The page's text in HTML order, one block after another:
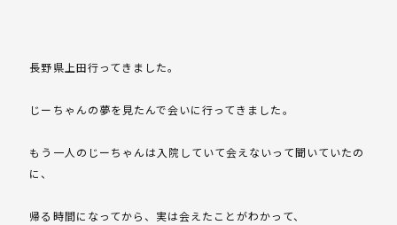
長野県上田行ってきました。
じーちゃんの夢を見たんで会いに行ってきました。
もう一人のじーちゃんは入院していて会えないって聞いていたの
に、
帰る時間になってから、実は会えたことがわかって、